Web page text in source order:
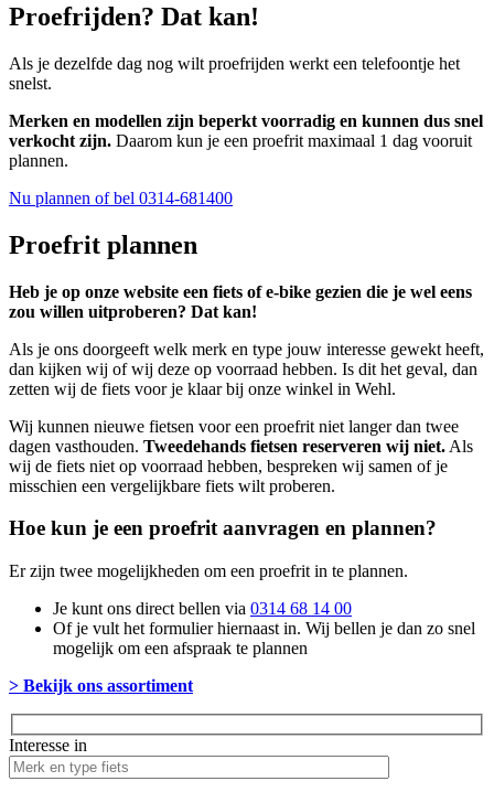
Proefrijden? Dat kan!
Als je dezelfde dag nog wilt proefrijden werkt een telefoontje het
snelst.
Merken en modellen zijn beperkt voorradig en kunnen dus snel
verkocht zijn. Daarom kun je een proefrit maximaal 1 dag vooruit
plannen.
Nu plannen of bel 0314-681400
Proefrit plannen
Heb je op onze website een fiets of e-bike gezien die je wel eens
zou willen uitproberen? Dat kan!
Als je ons doorgeeft welk merk en type jouw interesse gewekt heeft,
dan kijken wij of wij deze op voorraad hebben. Is dit het geval, dan
zetten wij de fiets voor je klaar bij onze winkel in Wehl.
Wij kunnen nieuwe fietsen voor een proefrit niet langer dan twee
dagen vasthouden. Tweedehands fietsen reserveren wij niet. Als
wij de fiets niet op voorraad hebben, bespreken wij samen of je
misschien een vergelijkbare fiets wilt proberen.
Hoe kun je een proefrit aanvragen en plannen?
Er zijn twee mogelijkheden om een proefrit in te plannen.
Je kunt ons direct bellen via 0314 68 14 00
Of je vult het formulier hiernaast in. Wij bellen je dan zo snel
mogelijk om een afspraak te plannen
> Bekijk ons assortiment
Interesse in